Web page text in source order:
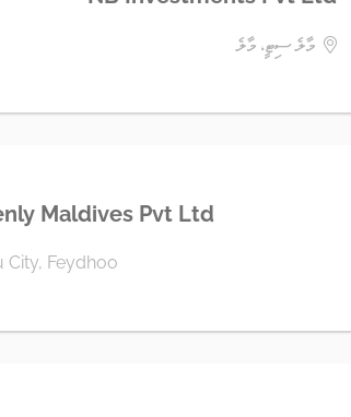
މާލެ ސިޓީ، މާލެ
Maldives Pvt Ltd
City, Feydhoo